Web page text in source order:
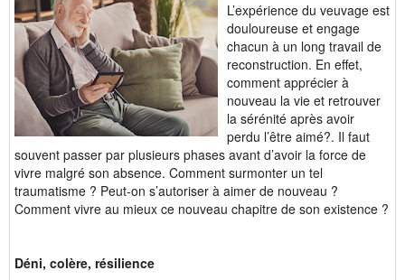
L’expérience du veuvage est
douloureuse et engage
chacun à un long travail de
reconstruction. En effet,
comment apprécier à
nouveau la vie et retrouver
la sérénité après avoir
perdu l’être aimé?. Il faut
souvent passer par plusieurs phases avant d’avoir la force de
vivre malgré son absence. Comment surmonter un tel
traumatisme ? Peut-on s’autoriser à aimer de nouveau ?
Comment vivre au mieux ce nouveau chapitre de son existence ?
Déni, colère, résilience